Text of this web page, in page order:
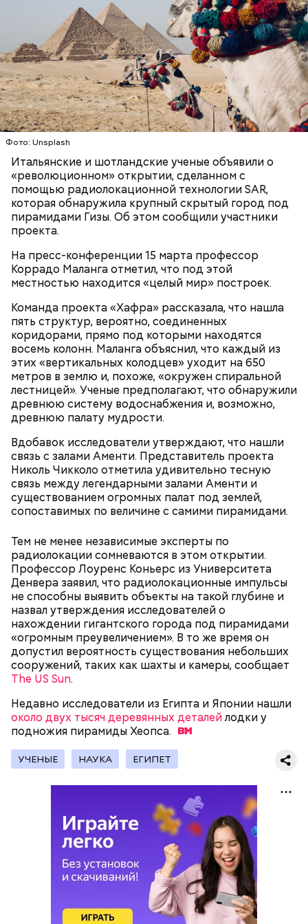
Фото: Unsplash
Итальянские и шотландские ученые объявили о
«революционном» открытии, сделанном с
помощью радиолокационной технологии SAR,
которая обнаружила крупный скрытый город под
пирамидами Гизы. Об этом сообщили участники
проекта.
На пресс-конференции 15 марта профессор
Коррадо Маланга отметил, что под этой
местностью находится «целый мир» построек.
Команда проекта «Хафра» рассказала, что нашла
пять структур, вероятно, соединенных
коридорами, прямо под которыми находятся
восемь колонн. Маланга объяснил, что каждый из
этих «вертикальных колодцев» уходит на 650
метров в землю и, похоже, «окружен спиральной
лестницей». Ученые предполагают, что обнаружили
древнюю систему водоснабжения и, возможно,
древнюю палату мудрости.
Вдобавок исследователи утверждают, что нашли
связь с залами Аменти. Представитель проекта
Николь Чикколо отметила удивительно тесную
связь между легендарными залами Аменти и
существованием огромных палат под землей,
сопоставимых по величине с самими пирамидами.
Тем не менее независимые эксперты по
радиолокации сомневаются в этом открытии.
Профессор Лоуренс Коньерс из Университета
Денвера заявил, что радиолокационные импульсы
не способны выявить объекты на такой глубине и
назвал утверждения исследователей о
нахождении гигантского города под пирамидами
«огромным преувеличением». В то же время он
допустил вероятность существования небольших
сооружений, таких как шахты и камеры, сообщает
The US Sun.
Недавно исследователи из Египта и Японии нашли
около двух тысяч деревянных деталейлодки у
подножия пирамидыХеопса.
УЧЕНЫЕ НАУКА ЕГИПЕТ
Люсиль Рандон (118 лет)
Фото: public domain
Француженка Люсиль Рандон родилась 11 февраля
1904 года в городке Алес. Интересно, что у
долгожительницы была сестра-близнец, которая
умерла в 18-месячном возрасте. В 1916 году Рандон
работала гувернанткой в марсельской семье, а в
1920 году переехала в Версаль, где была на
протяжении 16 лет учителем в двух семьях. В 1923
году она стала послушницей в монастыре и спустя
20 лет приняла монашество в одном из парижских
монастырей.
В 1945 году женщина устроилась в больницу в
городе Виши, став помогать сиротам и старикам,
где трудилась 28 лет. В конце 1970-х она поступила
лет перешла в другой монастырь в Тулоне. Однако
в 2010-х годах она была слепой и прикованной к
инвалидному креслу, из-за чего была вынуждена
заболела COVID-19, однако болезнь протекала
бессимптомно и она смогла оправиться. 17 января
2023 года Люсиль Рандон умерла во сне, совсем
немного не дожив до 119 лет.
Сара Носс (119 лет)
На протяжении всей истории человечества часто
возникали различные секты, которые оказывали
сильное влияние на общество. И если часть из этих
культов были относительно безобидны, то
некоторые оказывались настолько опасными, что
лишали своих сторонников рассудка, имущества и
трех самых жутких сектах— в
материале «Вечерней Москвы».